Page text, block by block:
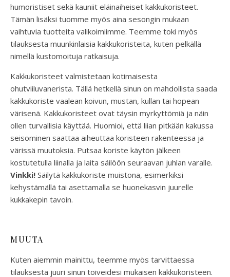
humoristiset sekä kauniit eläinaiheiset kakkukoristeet.
Tämän lisäksi tuomme myös aina sesongin mukaan
vaihtuvia tuotteita valikoimiimme. Teemme toki myös
tilauksesta muunkinlaisia kakkukoristeita, kuten pelkällä
nimellä kustomoituja ratkaisuja.
Kakkukoristeet valmistetaan kotimaisesta
ohutviiluvanerista. Tällä hetkellä sinun on mahdollista saada
kakkukoriste vaalean koivun, mustan, kullan tai hopean
värisenä. Kakkukoristeet ovat täysin myrkyttömiä ja näin
ollen turvallisia käyttää. Huomioi, että liian pitkään kakussa
seisominen saattaa aiheuttaa koristeen rakenteessa ja
värissä muutoksia. Putsaa koriste käytön jälkeen
kostutetulla liinalla ja laita säilöön seuraavan juhlan varalle.
Vinkki! Säilytä kakkukoriste muistona, esimerkiksi
kehystämällä tai asettamalla se huonekasvin juurelle
kukkakepin tavoin.
MUUTA
Kuten aiemmin mainittu, teemme myös tarvittaessa
tilauksesta juuri sinun toiveidesi mukaisen kakkukoristeen.